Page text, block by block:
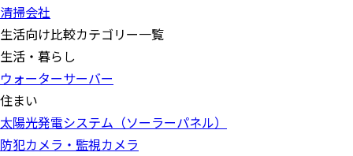
清掃会社
生活向け比較カテゴリー一覧
生活・暮らし
ウォーターサーバー
住まい
太陽光発電システム（ソーラーパネル）
防犯カメラ・監視カメラ